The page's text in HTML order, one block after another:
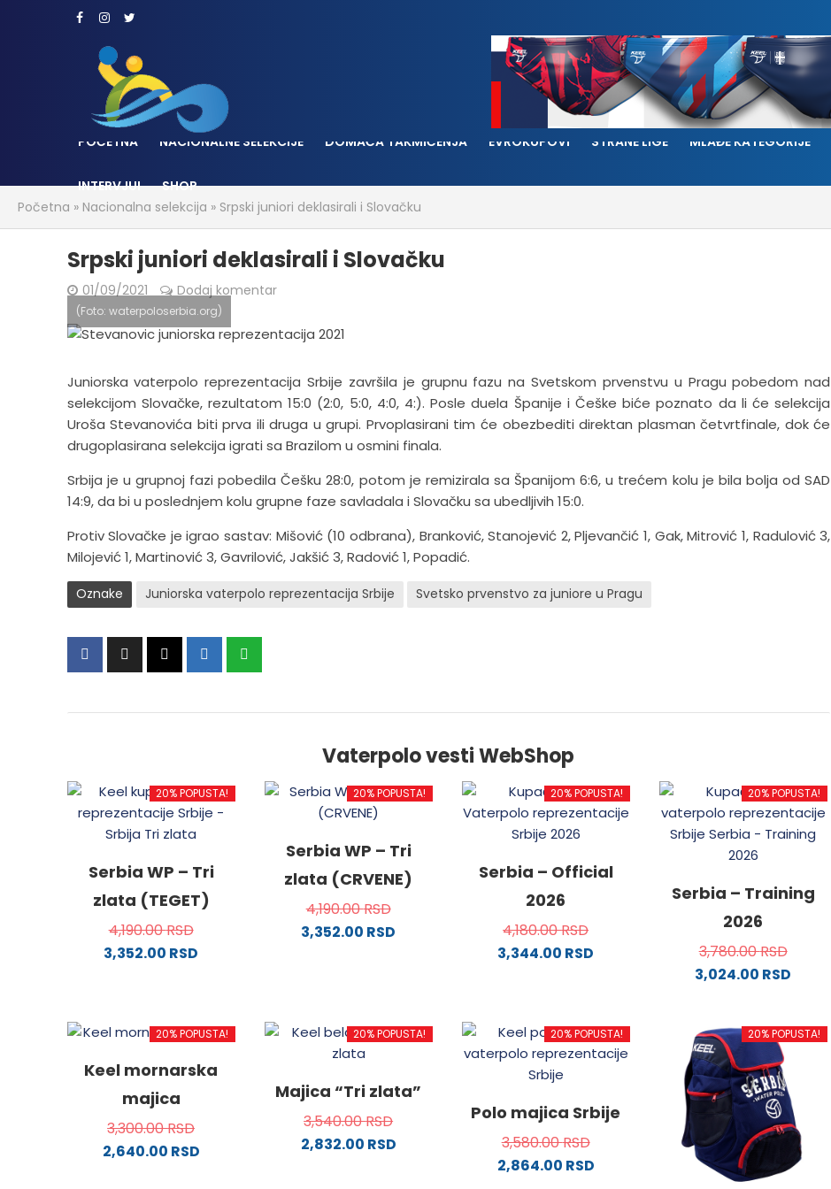
POČETNA NACIONALNE SELEKCIJE DOMAĆA TAKMIČENJA EVROKUPOVI STRANE LIGE MLAĐE KATEGORIJE
INTERVJUI
SHOP
Početna » Nacionalna selekcija » Srpski juniori deklasirali i Slovačku
Srpski juniori deklasirali i Slovačku
01/09/2021 Dodaj komentar
(Foto: waterpoloserbia.org)
Juniorska vaterpolo reprezentacija Srbije završila je grupnu fazu na Svetskom prvenstvu u Pragu pobedom nad
selekcijom Slovačke, rezultatom 15:0 (2:0, 5:0, 4:0, 4:). Posle duela Španije i Češke biće poznato da li će selekcija
Uroša Stevanovića biti prva ili druga u grupi. Prvoplasirani tim će obezbediti direktan plasman četvrtfinale, dok će
drugoplasirana selekcija igrati sa Brazilom u osmini finala.
Srbija je u grupnoj fazi pobedila Češku 28:0, potom je remizirala sa Španijom 6:6, u trećem kolu je bila bolja od SAD
14:9, da bi u poslednjem kolu grupne faze savladala i Slovačku sa ubedljivih 15:0.
Protiv Slovačke je igrao sastav: Mišović (10 odbrana), Branković, Stanojević 2, Pljevančić 1, Gak, Mitrović 1, Radulović 3,
Milojević 1, Martinović 3, Gavrilović, Jakšić 3, Radović 1, Popadić.
Oznake Juniorska vaterpolo reprezentacija Srbije Svetsko prvenstvo za juniore u Pragu
Vaterpolo vesti WebShop
20% POPUSTA!
Serbia WP – Tri
zlata (TEGET)
4,190.00RSD
3,352.00 RSD
više
Opcije
mogu
biti
izabrane
20% POPUSTA!
Serbia WP – Tri
zlata (CRVENE)
4,190.00RSD
3,352.00 RSD
varijanti.
Opcije
mogu
biti
izabrane
na
20% POPUSTA!
Serbia – Official
2026
4,180.00RSD
3,344.00 RSD
više
varijanti.
Opcije
mogu
biti
izabrane
na
20% POPUSTA!
Serbia – Training
2026
3,780.00RSD
3,024.00 RSD
ima
više
varijanti.
Opcije
mogu
biti
izabrane
20% POPUSTA!
Keel mornarska
majica
3,300.00RSD
2,640.00 RSD
20% POPUSTA!
Majica “Tri zlata”
3,540.00RSD
2,832.00 RSD
20% POPUSTA!
Polo majica Srbije
3,580.00RSD
2,864.00 RSD
20% POPUSTA!